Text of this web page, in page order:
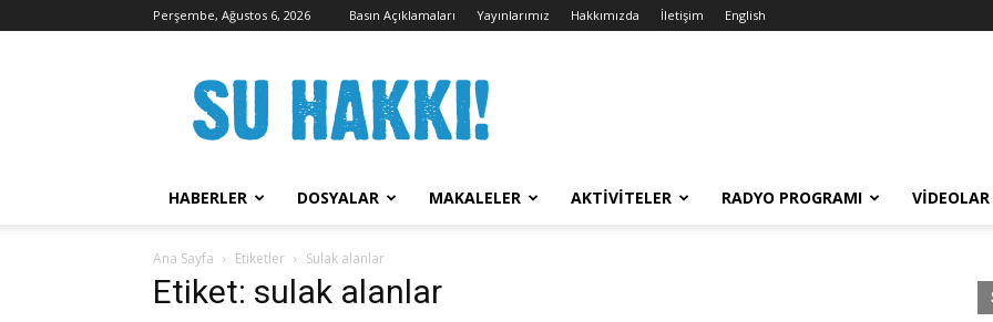
Perşembe, Ağustos 6, 2026 Basın Açıklamaları Yayınlarımız Hakkımızda İletişim English
Hakkı
Kampanyası
HABERLER DOSYALAR MAKALELER AKTIVITELER RADYO PROGRAMI VIDEOLAR
Ana Sayfa Etiketler Sulak alanlar
Etiket: sulak alanlar